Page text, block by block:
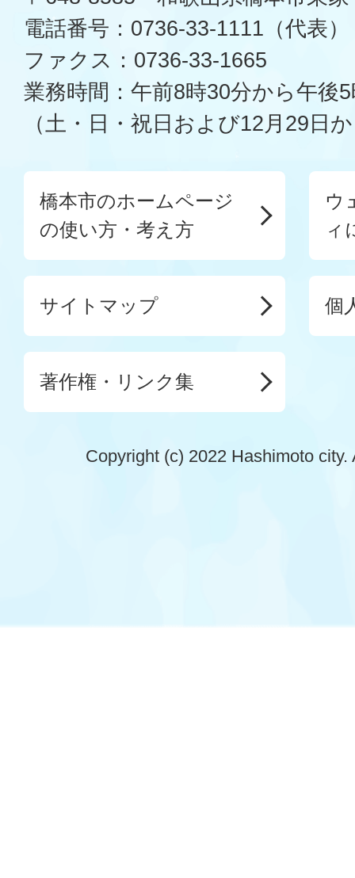
電話番号：0736-33-1111（代表）
ファクス：0736-33-1665
業務時間：午前8時30分から午後
（土・日・祝日および12月29日
橋本市のホームページ
の使い方・考え方
ウ
ィ
サイトマップ 個
著作権・リンク集
Copyright (c) 2022 Hashimoto